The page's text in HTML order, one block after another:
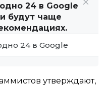
24 в Google
будут чаще
24 в Google
утверждают,